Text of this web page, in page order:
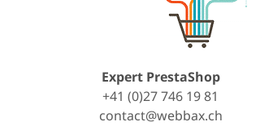
Expert PrestaShop
+41 (0)27 746 19 81
contact@webbax.ch